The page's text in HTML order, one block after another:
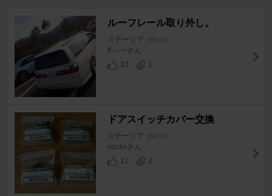
ルーフレール取り外し。
ステージア [WC34]
Kへーさん
13
1
ドアスイッチカバー交換
ステージア [WC34]
nocksさん
12
2